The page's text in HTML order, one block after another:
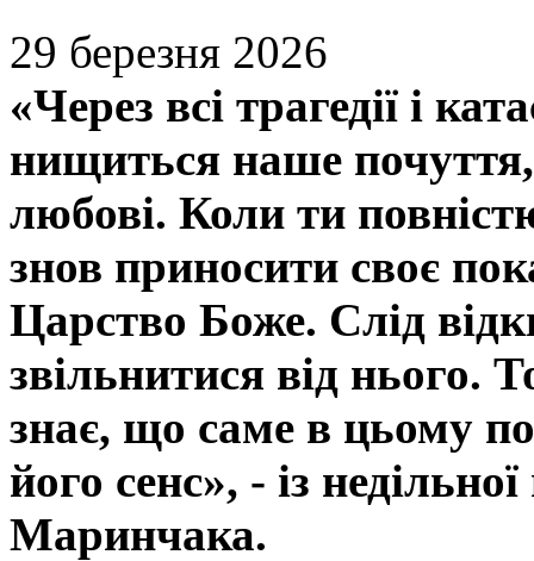
29 березня 2026
«Через всі трагедії і
нищиться наше почуття,
любові. Коли ти
знов приносити своє
Царство Боже. Слід
звільнитися від нього.
знає, що саме в цьому
його сенс», - із
Маринчака.